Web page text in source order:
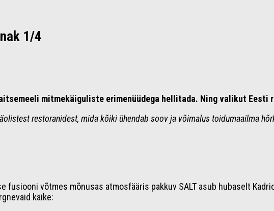
1/4
mitmekäiguliste erimenüüdega hellitada. Ning valikut Eesti
restoranidest, mida kõiki ühendab soov ja võimalus toidumaailma
võtmes mõnusas atmosfääris pakkuv SALT asub hubaselt
käike: